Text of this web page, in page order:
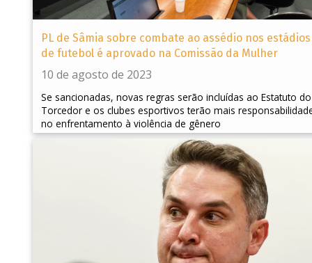
PL de Sâmia sobre combate ao assédio nos estádios
de futebol é aprovado na Comissão da Mulher
10 de agosto de 2023
Se sancionadas, novas regras serão incluídas ao Estatuto do
Torcedor e os clubes esportivos terão mais
no enfrentamento à violência de gênero